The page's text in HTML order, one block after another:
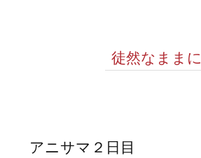
徒然なままに
アニサマ２日目